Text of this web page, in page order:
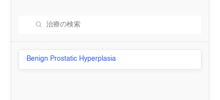
Benign Prostatic Hyperplasia